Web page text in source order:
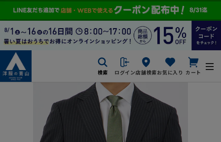
検索 ログイン店舗検索お気に入り カート